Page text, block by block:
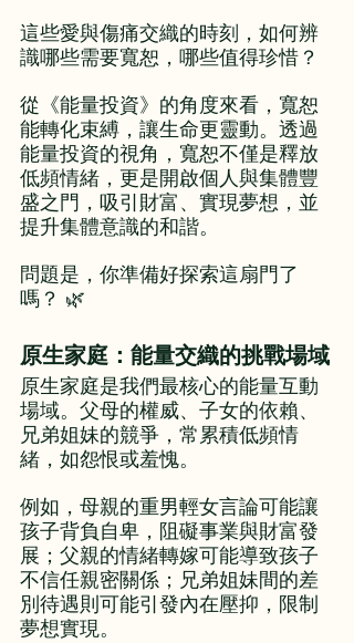
這些愛與傷痛交織的時刻，如何辨
識哪些需要寬恕，哪些值得珍惜？
從《能量投資》的角度來看，寬恕
能轉化束縛，讓生命更靈動。透過
能量投資的視角，寬恕不僅是釋放
低頻情緒，更是開啟個人與集體豐
盛之門，吸引財富、實現夢想，並
提升集體意識的和諧。
問題是，你準備好探索這扇門了
嗎？ 🌿
原生家庭：能量交織的挑戰場域
原生家庭是我們最核心的能量互動
場域。父母的權威、子女的依賴、
兄弟姐妹的競爭，常累積低頻情
緒，如怨恨或羞愧。
例如，母親的重男輕女言論可能讓
孩子背負自卑，阻礙事業與財富發
展；父親的情緒轉嫁可能導致孩子
不信任親密關係；兄弟姐妹間的差
別待遇則可能引發內在壓抑，限制
夢想實現。